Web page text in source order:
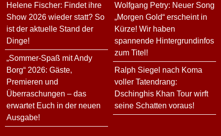
Helene Fischer: Findet ihre
Show 2026 wieder statt? So
ist der aktuelle Stand der
Dinge!
„Sommer-Spaß mit Andy
Borg“ 2026: Gäste,
Premieren und
Überraschungen – das
erwartet Euch in der neuen
Ausgabe!
Wolfgang Petry: Neuer Song
„Morgen Gold“ erscheint in
Kürze! Wir haben
spannende Hintergrundinfos
zum Titel!
Ralph Siegel nach Koma
voller Tatendrang:
Dschinghis Khan Tour wirft
seine Schatten voraus!